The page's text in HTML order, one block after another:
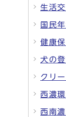
生活
国民
健康
犬の
クリ
西濃
西南